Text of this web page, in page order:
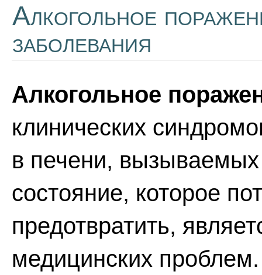
Алкогольное
заболевания
Алкогольное
клинических
в печени,
состояние, которое
предотвратить,
медицинских проблем.